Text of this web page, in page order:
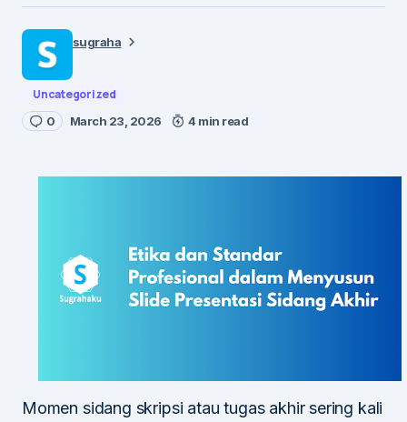
sugraha
Uncategorized
0 March 23, 2026 4 min read
Momen sidang skripsi atau tugas akhir sering kali